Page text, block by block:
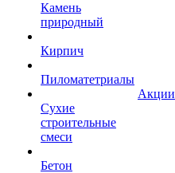
Камень
природный
Кирпич
Пиломатетриалы
Сухие
строительные
смеси
Бетон
Акции